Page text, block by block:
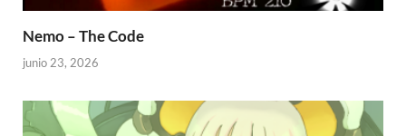
Nemo – The Code
junio 23, 2026